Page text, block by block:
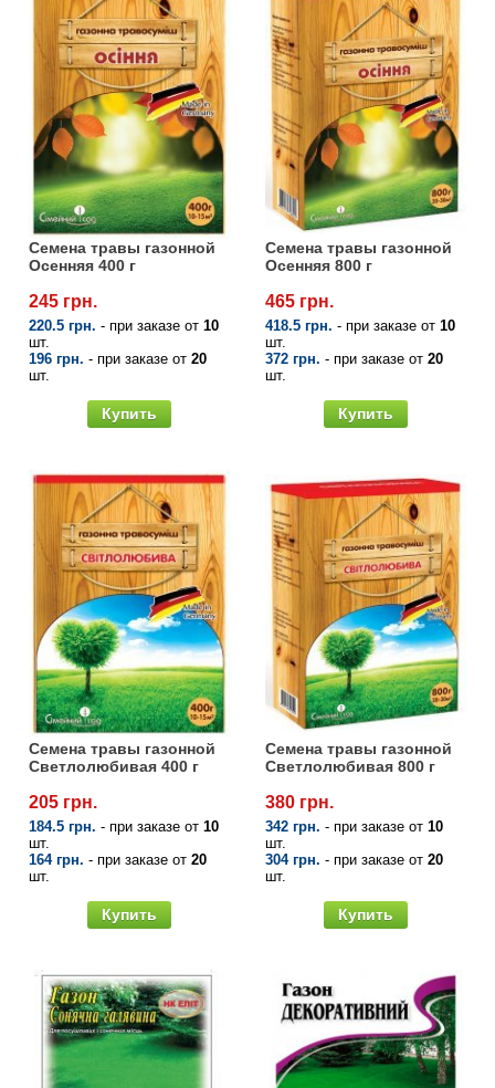
Семена травы газонной
Осенняя 400 г
245 грн.
220.5 грн. - при заказе от 10
шт.
196 грн. - при заказе от 20
шт.
Купить
Семена травы газонной
Осенняя 800 г
465 грн.
418.5 грн. - при заказе от 10
шт.
372 грн. - при заказе от 20
шт.
Купить
Семена травы газонной
Светлолюбивая 400 г
205 грн.
184.5 грн. - при заказе от 10
шт.
164 грн. - при заказе от 20
шт.
Купить
Семена травы газонной
Светлолюбивая 800 г
380 грн.
342 грн. - при заказе от 10
шт.
304 грн. - при заказе от 20
шт.
Купить